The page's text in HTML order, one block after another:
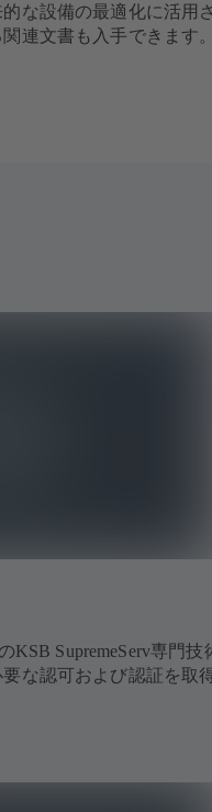
な設備の最適化に活用
連文書も入手できます
SupremeServ専門技
な認可および認証を取